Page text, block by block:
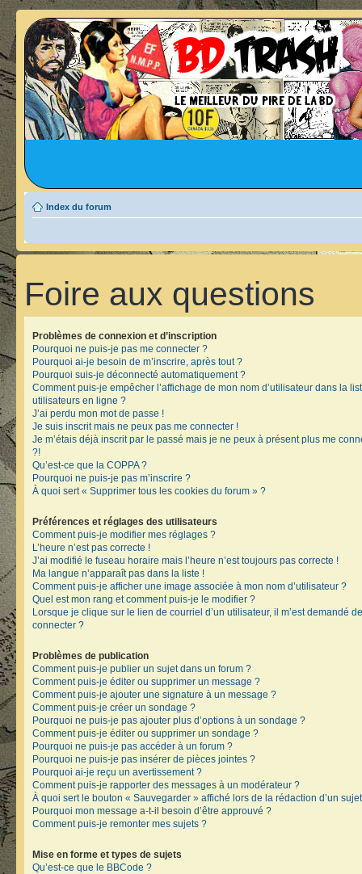
Index du forum
Foire aux questions
Problèmes de connexion et d’inscription
Pourquoi ne puis-je pas me connecter ?
Pourquoi ai-je besoin de m’inscrire, après tout ?
Pourquoi suis-je déconnecté automatiquement ?
Comment puis-je empêcher l’affichage de mon nom d’utilisateur dans la
utilisateurs en ligne ?
J’ai perdu mon mot de passe !
Je suis inscrit mais ne peux pas me connecter !
Je m’étais déjà inscrit par le passé mais je ne peux à présent plus me
?!
Qu’est-ce que la COPPA ?
Pourquoi ne puis-je pas m’inscrire ?
À quoi sert « Supprimer tous les cookies du forum » ?
Préférences et réglages des utilisateurs
Comment puis-je modifier mes réglages ?
L’heure n’est pas correcte !
J’ai modifié le fuseau horaire mais l’heure n’est toujours pas correcte !
Ma langue n’apparaît pas dans la liste !
Comment puis-je afficher une image associée à mon nom d’utilisateur ?
Quel est mon rang et comment puis-je le modifier ?
Lorsque je clique sur le lien de courriel d’un utilisateur, il m’est demandé
connecter ?
Problèmes de publication
Comment puis-je publier un sujet dans un forum ?
Comment puis-je éditer ou supprimer un message ?
Comment puis-je ajouter une signature à un message ?
Comment puis-je créer un sondage ?
Pourquoi ne puis-je pas ajouter plus d’options à un sondage ?
Comment puis-je éditer ou supprimer un sondage ?
Pourquoi ne puis-je pas accéder à un forum ?
Pourquoi ne puis-je pas insérer de pièces jointes ?
Pourquoi ai-je reçu un avertissement ?
Comment puis-je rapporter des messages à un modérateur ?
À quoi sert le bouton « Sauvegarder » affiché lors de la rédaction d’un
Pourquoi mon message a-t-il besoin d’être approuvé ?
Comment puis-je remonter mes sujets ?
Mise en forme et types de sujets
Qu’est-ce que le BBCode ?